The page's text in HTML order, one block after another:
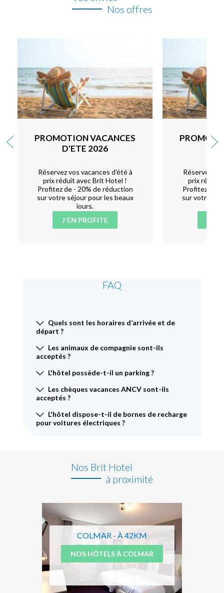
Nos offres
PROMOTION VACANCES
D'ETE 2026
Réservez vos vacances d'été à
prix réduit avec Brit Hotel !
Profitez de - 20% de réduction
sur votre séjour pour les beaux
jours.
J'EN PROFITE
Réservez
prix réduit
Profitez de -
sur votre
FAQ
Quels sont les horaires d’arrivée et de
départ ?
Les animaux de compagnie sont-ils
acceptés ?
L'hôtel possède-t-il un parking ?
Les chèques vacances ANCV sont-ils
acceptés ?
L'hôtel dispose-t-il de bornes de recharge
pour voitures électriques ?
Nos Brit Hotel
à proximité
COLMAR - À 42KM
NOS HÔTELS À COLMAR